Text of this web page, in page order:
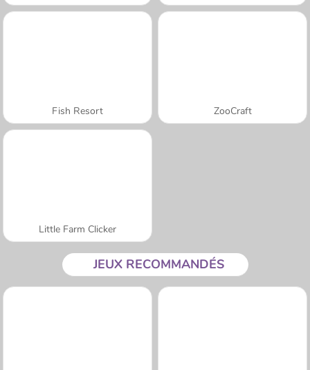
Fish Resort ZooCraft
Little Farm Clicker
JEUX RECOMMANDÉS